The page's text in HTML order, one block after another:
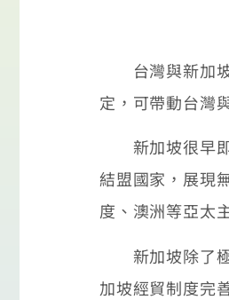
台灣與新加坡
定，可帶動台灣
新加坡很早即
結盟國家，展現
度、澳洲等亞太
新加坡除了極
加坡經貿制度完